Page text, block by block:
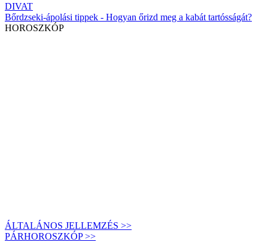
DIVAT
Bőrdzseki-ápolási tippek - Hogyan őrizd meg a kabát tartósságát?
HOROSZKÓP
ÁLTALÁNOS JELLEMZÉS >>
PÁRHOROSZKÓP >>